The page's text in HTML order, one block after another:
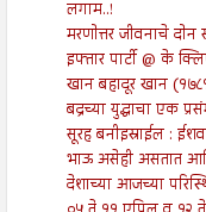
लगाम..!
मरणोत्तर जीवनाचे
इफ्तार पार्टी @ के
खान बहादूर खान
बद्रच्या युद्धाचा एक
सूरह बनीइस्राईल :
भाऊ असेही असतात
देशाच्या आजच्या